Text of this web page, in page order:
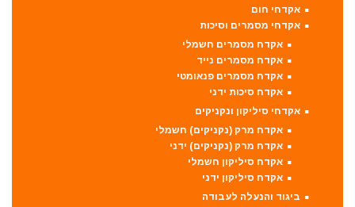
אקדחי חום
אקדחי מסמרים וסיכות
אקדח מסמרים חשמלי
אקדח מסמרים נייד
אקדח מסמרים פנאומטי
אקדח סיכות ידני
אקדחי סיליקון ונקניקים
אקדח מרק (נקניקים) חשמלי
אקדח מרק (נקניקים) ידני
אקדח סיליקון חשמלי
אקדח סיליקון ידני
ביגוד והנעלה לעבודה